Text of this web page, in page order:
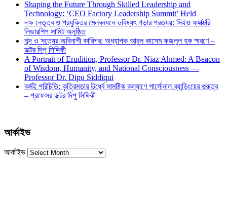
Shaping the Future Through Skilled Leadership and
Technology: ‘CEO Factory Leadership Summit’ Held
দক্ষ নেতৃত্ব ও প্রযুক্তির মেলবন্ধনে ভবিষ্যৎ গড়ার প্রত্যয়: সিইও ফ্যাক্টরি
লিডারশিপ সামিট অনুষ্ঠিত
শব্দ ও সত্যের অবিনাশী কারিগর: অধ্যাপক আবুল কাসেম ফজলুল হক স্মরণে –
ডক্টর দিপু সিদ্দিকী
A Portrait of Erudition, Professor Dr. Niaz Ahmed: A Beacon
of Wisdom, Humanity, and National Consciousness —
Professor Dr. Dipu Siddiqui
কর্মই পরিচিতি: কৃত্রিমতার ঊর্ধ্বে সামষ্টিক কল্যাণে পার্সোনাল ব্র্যান্ডিংয়ের গুরুত্ব
– প্রফেসর ডক্টর দিপু সিদ্দিকী
আর্কাইভ
আর্কাইভ